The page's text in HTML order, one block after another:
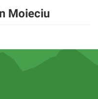
Moieciu